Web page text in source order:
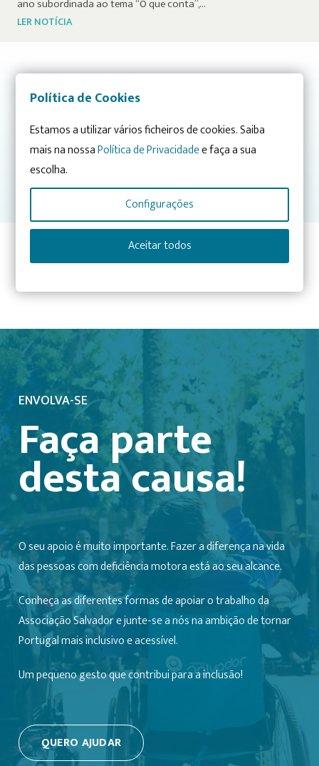
ano subordinada ao tema “O que conta”,…
LER NOTÍCIA
Já conhece os nossos projetos? Descubra-os nas Áreas de
Atuação:
CONHECIMENTO
INTEGRAÇÃO
CRESCIMENTO E ENVOLVIMENTO
ENVOLVA-SE
Faça parte
desta causa!
O seu apoio é muito importante. Fazer a diferença na vida
das pessoas com deficiência motora está ao seu alcance.
Conheça as diferentes formas de apoiar o trabalho da
Associação Salvador e junte-se a nós na ambição de tornar
Portugal mais inclusivo e acessível.
Um pequeno gesto que contribui para a inclusão!
QUERO AJUDAR
Política de Cookies
Estamos a utilizar vários ficheiros de cookies. Saiba
mais na nossaPolítica de Privacidadee faça a sua
escolha.
Configurações
Aceitar todos